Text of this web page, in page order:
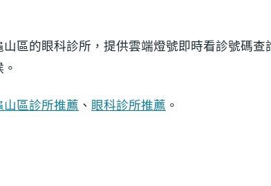
區的眼科診所，提供雲端燈號即時看診號碼查
山區診所推薦 、 眼科診所推薦 。